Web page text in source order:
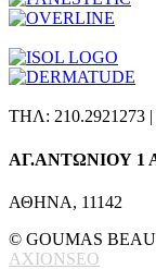
ΤΗΛ: 210.2921273
ΑΓ.ΑΝΤΩΝΙΟΥ 1
ΑΘΗΝΑ, 11142
© GOUMAS
AXIONSEO